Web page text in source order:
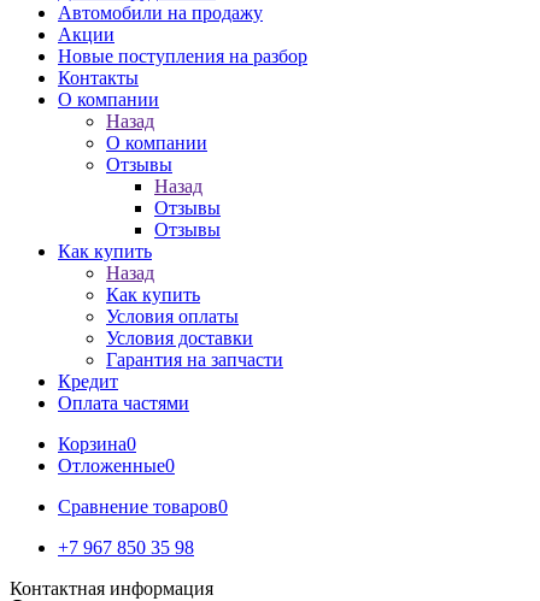
Автомобили на продажу
Акции
Новые поступления на разбор
Контакты
О компании
Назад
О компании
Отзывы
Назад
Отзывы
Отзывы
Как купить
Назад
Как купить
Условия оплаты
Условия доставки
Гарантия на запчасти
Кредит
Оплата частями
Корзина0
Отложенные0
Сравнение товаров0
+7 967 850 35 98
Контактная информация